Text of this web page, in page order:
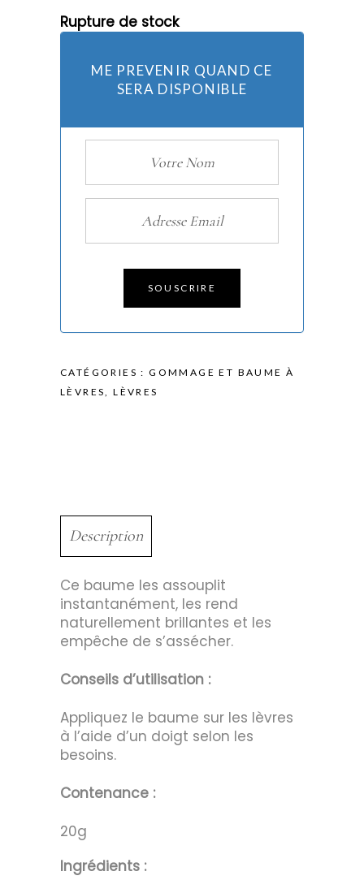
Rupture de stock
ME PREVENIR QUAND CE
SERA DISPONIBLE
SOUSCRIRE
CATÉGORIES :GOMMAGE ET BAUME À
LÈVRES,LÈVRES
Description
Ce baume les assouplit
instantanément, les rend
naturellement brillantes et les
empêche de s’assécher.
Conseils d’utilisation :
Appliquez le baume sur les lèvres
à l’aide d’un doigt selon les
besoins.
Contenance :
20g
Ingrédients :